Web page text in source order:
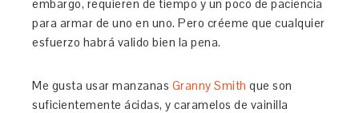
embargo, requieren de tiempo y un poco de paciencia
para armar de uno en uno. Pero créeme que cualquier
esfuerzo habrá valido bien la pena.
Me gusta usar manzanas Granny Smith que son
suficientemente ácidas, y caramelos de vainilla